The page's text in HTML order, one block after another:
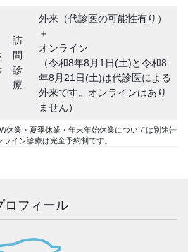
訪
問
診
療
外来（代診医の可能性有り）
＋
オンライン
（令和8年8月1日(土)と令和8
年8月21日(土)は代診医による
外来です。オンラインはあり
ません）
休業・夏季休業・年末年始休業については別途告
イン診療は完全予約制です。
ロフィール